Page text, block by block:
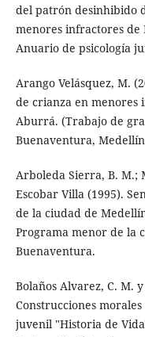
del patrón desinhibido
menores infractores de
Anuario de psicología
Arango Velásquez, M.
de crianza en menores
Aburrá. (Trabajo de
Buenaventura,
Arboleda Sierra, B. M.;
Escobar Villa (1995).
de la ciudad de
Programa menor de la
Buenaventura.
Bolaños Alvarez, C. M.
Construcciones
juvenil "Historia de